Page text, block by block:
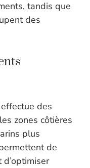
tandis que
des
des
zones côtières
plus
de